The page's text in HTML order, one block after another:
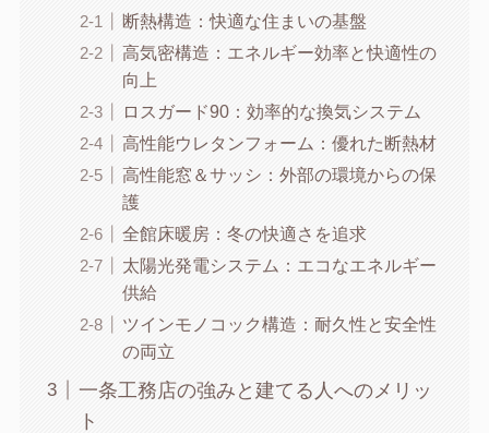
断熱構造：快適な住まいの基盤
高気密構造：エネルギー効率と快適性の
向上
ロスガード90：効率的な換気システム
高性能ウレタンフォーム：優れた断熱材
高性能窓＆サッシ：外部の環境からの保
護
全館床暖房：冬の快適さを追求
太陽光発電システム：エコなエネルギー
供給
ツインモノコック構造：耐久性と安全性
の両立
一条工務店の強みと建てる人へのメリッ
ト